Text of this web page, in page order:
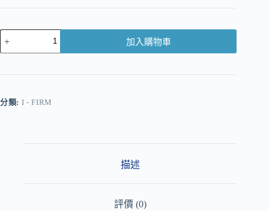
加入購物車
r
分類: I - FIRM
描述
評價 (0)